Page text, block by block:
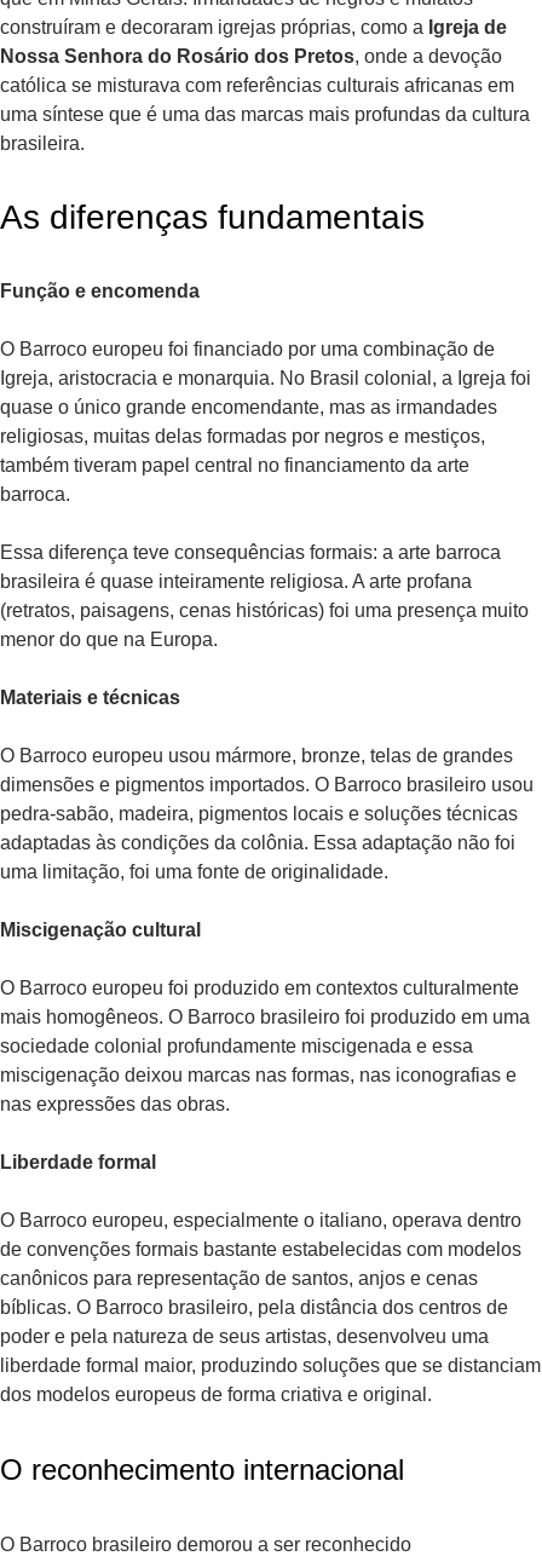
construíram e decoraram igrejas próprias, como a Igreja de
Nossa Senhora do Rosário dos Pretos, onde a devoção
católica se misturava com referências culturais africanas em
uma síntese que é uma das marcas mais profundas da cultura
brasileira.
As diferenças fundamentais
Função e encomenda
O Barroco europeu foi financiado por uma combinação de
Igreja, aristocracia e monarquia. No Brasil colonial, a Igreja foi
quase o único grande encomendante, mas as irmandades
religiosas, muitas delas formadas por negros e mestiços,
também tiveram papel central no financiamento da arte
barroca.
Essa diferença teve consequências formais: a arte barroca
brasileira é quase inteiramente religiosa. A arte profana
(retratos, paisagens, cenas históricas) foi uma presença muito
menor do que na Europa.
Materiais e técnicas
O Barroco europeu usou mármore, bronze, telas de grandes
dimensões e pigmentos importados. O Barroco brasileiro usou
pedra-sabão, madeira, pigmentos locais e soluções técnicas
adaptadas às condições da colônia. Essa adaptação não foi
uma limitação, foi uma fonte de originalidade.
Miscigenação cultural
O Barroco europeu foi produzido em contextos culturalmente
mais homogêneos. O Barroco brasileiro foi produzido em uma
sociedade colonial profundamente miscigenada e essa
miscigenação deixou marcas nas formas, nas iconografias e
nas expressões das obras.
Liberdade formal
O Barroco europeu, especialmente o italiano, operava dentro
de convenções formais bastante estabelecidas com modelos
canônicos para representação de santos, anjos e cenas
bíblicas. O Barroco brasileiro, pela distância dos centros de
poder e pela natureza de seus artistas, desenvolveu uma
liberdade formal maior, produzindo soluções que se distanciam
dos modelos europeus de forma criativa e original.
O reconhecimento internacional
O Barroco brasileiro demorou a ser reconhecido